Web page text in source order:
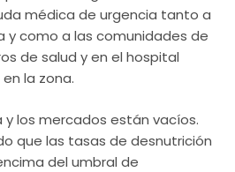
médica de urgencia tanto a
y como a las comunidades de
de salud y en el hospital
la zona.
y los mercados están vacíos.
que las tasas de desnutrición
del umbral de